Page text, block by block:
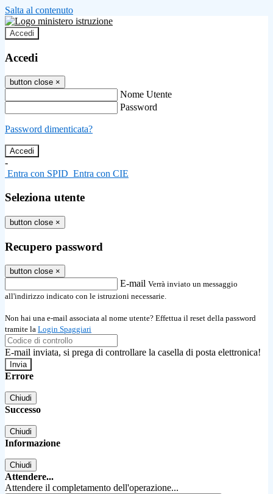
Salta al contenuto
Accedi
Accedi
button close ×
Nome Utente
Password
Password dimenticata?
-
Entra con SPID Entra con CIE
Seleziona utente
button close ×
Recupero password
button close ×
E-mail Verrà inviato un messaggio
all'indirizzo indicato con le istruzioni necessarie.
Non hai una e-mail associata al nome utente? Effettua il reset della password
tramite la Login Spaggiari
E-mail inviata, si prega di controllare la casella di posta elettronica!
Errore
Chiudi
Successo
Chiudi
Informazione
Chiudi
Attendere...
Attendere il completamento dell'operazione...